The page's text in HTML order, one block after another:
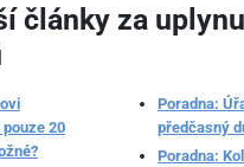
články za
20
Poradna:
předčasný
Poradna: